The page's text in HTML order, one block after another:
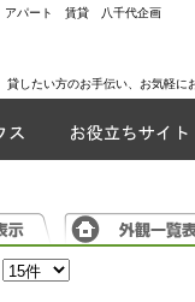
アパート 賃貸 八千代企画
したい方のお手伝い、お気軽に